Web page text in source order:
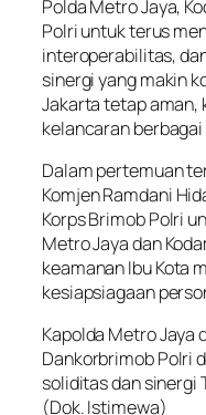
Polda Metro Jaya,
Polri untuk terus
interoperabilitas,
sinergi yang makin
Jakarta tetap aman,
kelancaran
Dalam pertemuan
Komjen Ramdani
Korps Brimob Polri
Metro Jaya dan
keamanan Ibu Kota
kesiapsiagaan
Kapolda Metro Jaya
Dankorbrimob Polri
soliditas dan
(Dok. Istimewa)